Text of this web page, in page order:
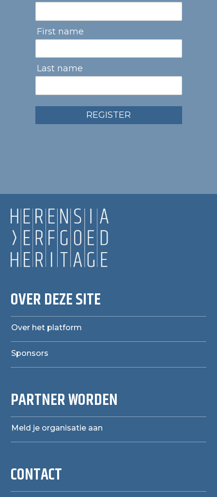
First name
Last name
REGISTER
OVER DEZE SITE
Over het platform
Sponsors
PARTNER WORDEN
Meld je organisatie aan
CONTACT